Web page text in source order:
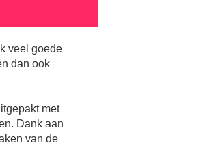
veel goede
dan ook
met
Dank aan
van de